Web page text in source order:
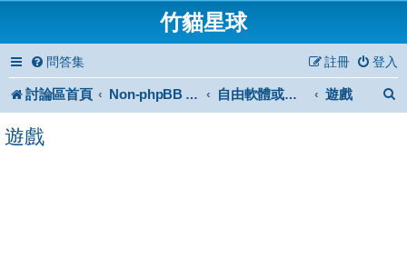
竹貓星球
問答集 登入
註冊
討論區首頁 Non-phpBB specific 自由軟體或免費軟體 遊戲
遊戲